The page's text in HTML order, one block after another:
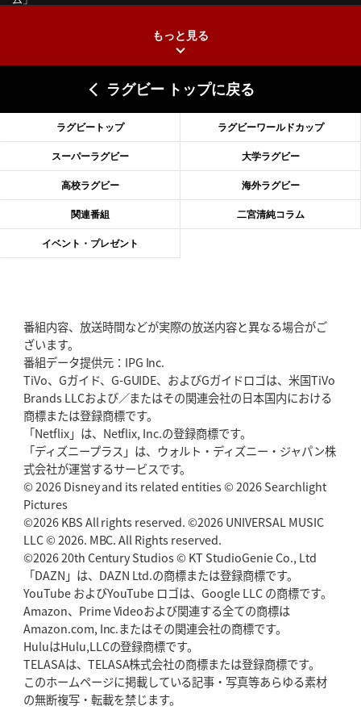
2026年6月18日(木)更新
滑川剛人レフリー、早過ぎる引退「27年W杯の主審、遠のいた夢」
2026年6月11日(木)更新
神戸、リーグワン初優勝の道のりデイブ・レニーHCの功績と財産
2026年6月4日(木)更新
“泣き虫先生”こと山口良治氏死去「信は力なり」骨太の教育方針
2026年5月21日(木)更新
狭山RG、ライチェル海遥スタッフ入り
ッション
2026年5月14日(木)更新
神戸、1位通過の立役者レタリック
「悲運の闘将」宮地克実氏死去 熱血指導で埼玉WKの基礎築く
2026年4月30日(木)更新
BR東京、「ユニバーサルデー」の意義「特別からノーマルへ」が最終
ゴール
2026年4月23日(木)更新
元代表ラピース、今季限りで引退「クボタは10年いた自分のホーム」
2026年4月16日(木)更新
BL東京「強化拠点」を「共有財産」に新クラブハウスは「皆に開かれ
た空間」
もっと見る
ラグビー トップに戻る
ラグビートップ ラグビーワールドカップ
スーパーラグビー 大学ラグビー
高校ラグビー 海外ラグビー
関連番組 二宮清純コラム
イベント・プレゼント
番組内容、放送時間などが実際の放送内容と異なる場合がご
ざいます。
番組データ提供元：IPG Inc.
TiVo、Gガイド、G-GUIDE、およびGガイドロゴは、米国TiVo
Brands LLCおよび／またはその関連会社の日本国内における
商標または登録商標です。
「Netflix」は、Netflix, Inc.の登録商標です。
「ディズニープラス」は、ウォルト・ディズニー・ジャパン株
式会社が運営するサービスです。
© 2026 Disney and its related entities © 2026 Searchlight
Pictures
©2026 KBS All rights reserved. ©2026 UNIVERSAL MUSIC
LLC © 2026. MBC. All Rights reserved.
©2026 20th Century Studios © KT StudioGenie Co., Ltd
「DAZN」は、DAZN Ltd.の商標または登録商標です。
YouTube およびYouTube ロゴは、Google LLC の商標です。
Amazon、Prime Videoおよび関連する全ての商標は
Amazon.com, Inc.またはその関連会社の商標です。
HuluはHulu,LLCの登録商標です。
TELASAは、TELASA株式会社の商標または登録商標です。
このホームページに掲載している記事・写真等あらゆる素材
の無断複写・転載を禁じます。